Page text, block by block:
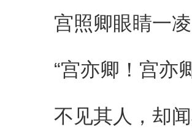
宫照卿眼睛一凌
“宫亦卿！宫亦
不见其人，却闻